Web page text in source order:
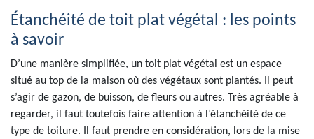
Étanchéité de toit plat végétal : les points
à savoir
D’une manière simplifiée, un toit plat végétal est un espace
situé au top de la maison où des végétaux sont plantés. Il peut
s’agir de gazon, de buisson, de fleurs ou autres. Très agréable à
regarder, il faut toutefois faire attention à l’étanchéité de ce
type de toiture. Il faut prendre en considération, lors de la mise